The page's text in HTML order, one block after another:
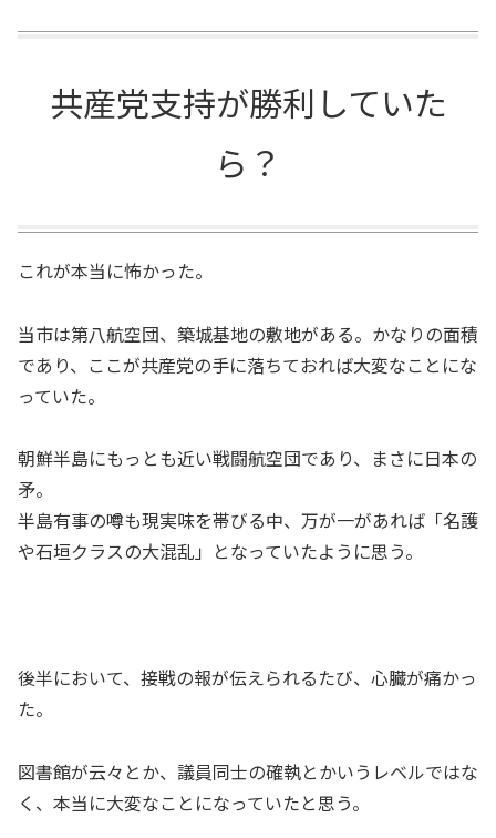
共産党支持が勝利していた
ら？
これが本当に怖かった。
当市は第八航空団、築城基地の敷地がある。かなりの面積
であり、ここが共産党の手に落ちておれば大変なことにな
っていた。
朝鮮半島にもっとも近い戦闘航空団であり、まさに日本の
矛。
半島有事の噂も現実味を帯びる中、万が一があれば「名護
や石垣クラスの大混乱」となっていたように思う。
後半において、接戦の報が伝えられるたび、心臓が痛かっ
た。
図書館が云々とか、議員同士の確執とかいうレベルではな
く、本当に大変なことになっていたと思う。